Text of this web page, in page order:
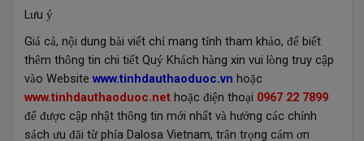
Lưu ý
Giá cả, nội dung bài viết chỉ mang tính tham khảo, để biết
thêm thông tin chi tiết Quý Khách hàng xin vui l òng truy cập
vào Website www.tinhdauthaoduoc.vn hoặc
www.tinhdauthaoduoc.net hoặc điện thoại 0967 22 7899
để được cập nhật thông tin mới nhất và hưởng các chính
sách ưu đãi từ phía Dalosa Vietnam, trân trọng cám ơn